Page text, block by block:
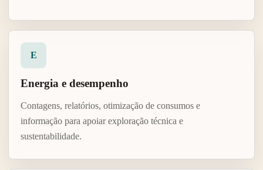
E
Energia e desempenho
Contagens, relatórios, otimização de consumos e
informação para apoiar exploração técnica e
sustentabilidade.